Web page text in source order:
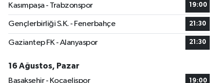
Kasımpaşa - Trabzonspor 19:00
Gençlerbirliği S.K. - Fenerbahçe 21:30
Gaziantep FK - Alanyaspor 21:30
16 Ağustos, Pazar
Başakşehir - Kocaelispor
19:00